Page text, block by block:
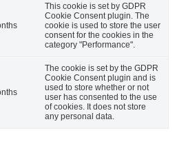
This cookie is set by GDPR
Cookie Consent plugin. The
cookie is used to store the user
consent for the cookies in the
category "Performance".
The cookie is set by the GDPR
Cookie Consent plugin and is
used to store whether or not
user has consented to the use
of cookies. It does not store
any personal data.